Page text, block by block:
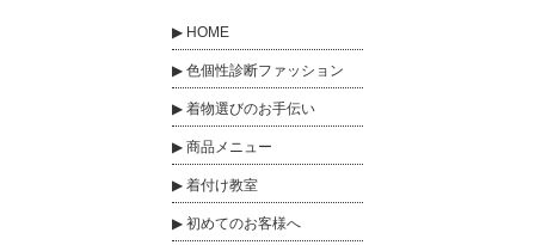
HOME
色個性診断ファッション
着物選びのお手伝い
商品メニュー
着付け教室
初めてのお客様へ